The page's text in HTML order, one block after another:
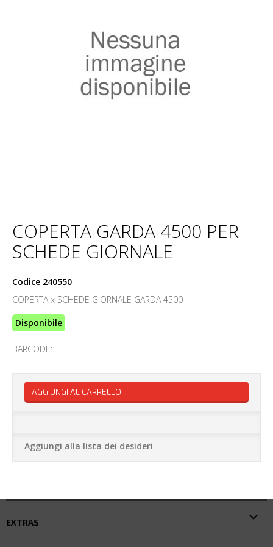
COPERTA GARDA 4500 PER
SCHEDE GIORNALE
Codice 240550
COPERTA x SCHEDE GIORNALE GARDA 4500
Disponibile
BARCODE:
AGGIUNGI AL CARRELLO
Aggiungi alla lista dei desideri
EXTRAS